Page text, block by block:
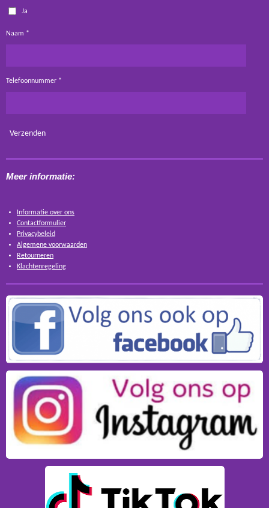
Ja
Naam *
Telefoonnummer *
Verzenden
Meer informatie:
Informatie over ons
Contactformulier
Privacybeleid
Algemene voorwaarden
Retourneren
Klachtenregeling